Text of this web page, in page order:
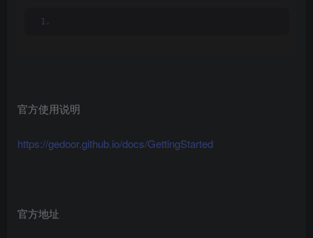
官方使用说明
https://gedoor.github.io/docs/GettingStarted
官方地址